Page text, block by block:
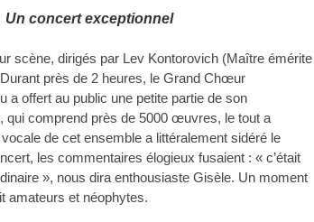
Un concert exceptionnel
scène, dirigés par Lev Kontorovich (Maître émérite
près de 2 heures, le Grand Chœur
a offert au public une petite partie de son
qui comprend près de 5000 œuvres, le tout a
de cet ensemble a littéralement sidéré le
les commentaires élogieux fusaient : « c’était
», nous dira enthousiaste Gisèle. Un moment
amateurs et néophytes.